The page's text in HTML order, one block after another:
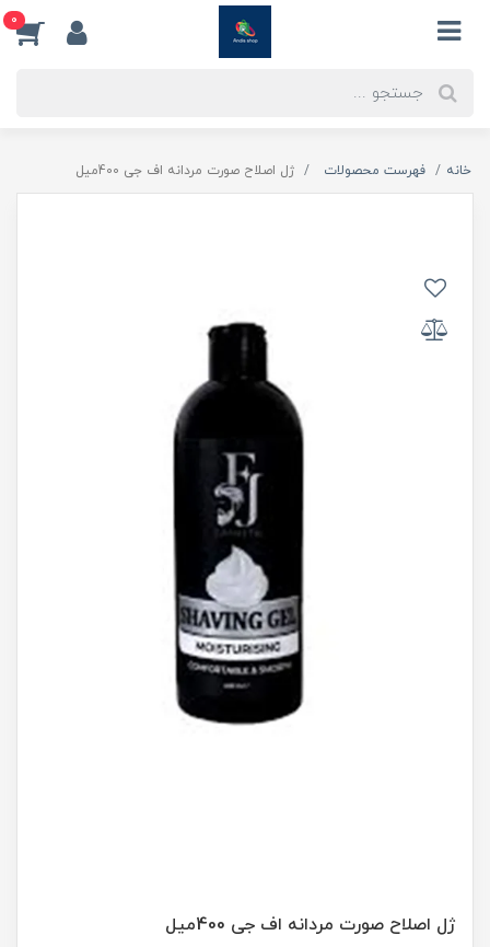
0
خانه فهرست محصولات ژل اصلاح صورت مردانه اف جی 400میل
ژل اصلاح صورت مردانه اف جی 400میل